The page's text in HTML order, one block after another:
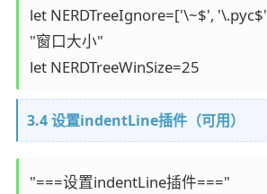
let NERDTreeIgnore=['\~$',
"窗口大小"
let NERDTreeWinSize=25
3.4 设置indentLine插件（可用）
"===设置indentLine插件==="